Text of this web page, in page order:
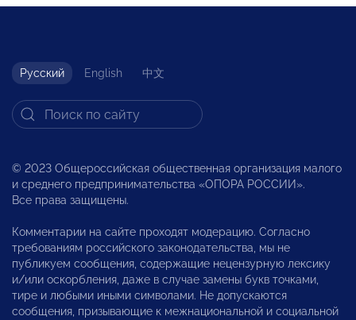
Русский English 中文
© 2023 Общероссийская общественная организация малого
и среднего предпринимательства «ОПОРА РОССИИ».
Все права защищены.
Комментарии на сайте проходят модерацию. Согласно
требованиям российского законодательства, мы не
публикуем сообщения, содержащие нецензурную лексику
и/или оскорбления, даже в случае замены букв точками,
тире и любыми иными символами. Не допускаются
сообщения, призывающие к межнациональной и социальной